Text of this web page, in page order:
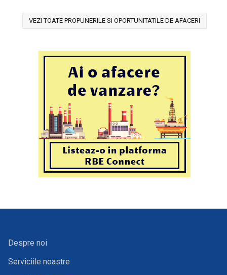
VEZI TOATE PROPUNERILE SI OPORTUNITATILE DE AFACERI
Despre noi
Serviciile noastre